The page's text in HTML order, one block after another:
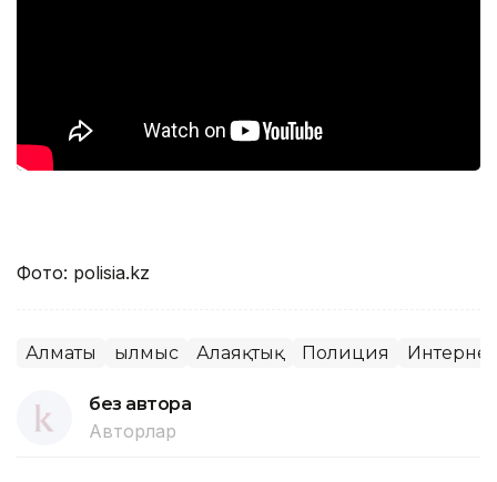
Фото: polisia.kz
Алматы Қылмыс Алаяқтық Полиция Интернет
без автора
Авторлар